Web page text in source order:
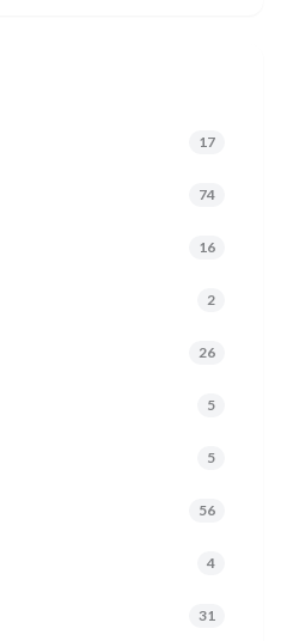
17
74
16
2
26
5
5
56
4
31